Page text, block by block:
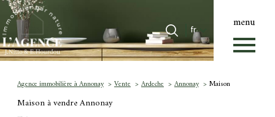
menu
fr
Accueil
Agence immobilière à Annonay Vente Ardeche Annonay Maison
Maison à vendre Annonay